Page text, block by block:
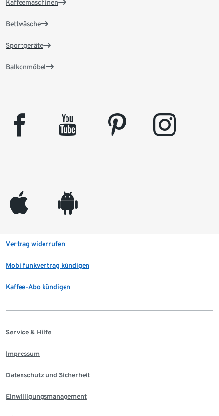
Kaffeemaschinen
Bettwäsche
Sportgeräte
Balkonmöbel
facebook youtube pinterest instagram
appleinc android
Vertrag widerrufen
Mobilfunkvertrag kündigen
Kaffee-Abo kündigen
Service & Hilfe
Impressum
Datenschutz und Sicherheit
Einwilligungsmanagement